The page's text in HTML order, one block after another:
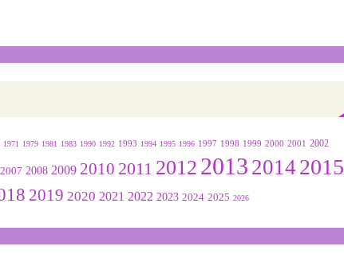
1971 1979 1981 1983 1990 1992 1993 1994 1995 1996 1997 1998 1999 2000 2001 2002
2007 2008 2009 2010 2011 2012 2013 2014 2015
2019 2020 2021 2022 2023 2024 2025 2026